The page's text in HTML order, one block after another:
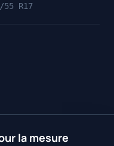
55 R17
la mesure